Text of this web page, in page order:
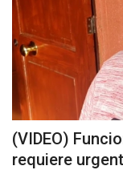
Tribunales
Deporte
Política
Espectáculos
(VIDEO)
requiere